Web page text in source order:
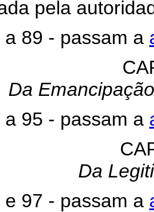
pela
a 89 - passam a
Da
a 95 - passam a
Da
e 97 - passam a